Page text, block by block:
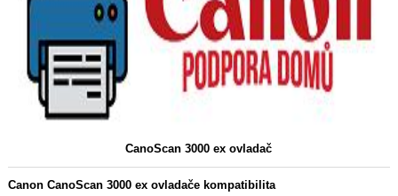
CanoScan 3000 ex ovladač
Canon CanoScan 3000 ex ovladače kompatibilita